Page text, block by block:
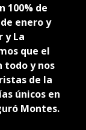
100% de
enero y
y La
que el
todo y nos
de la
únicos en
Montes.